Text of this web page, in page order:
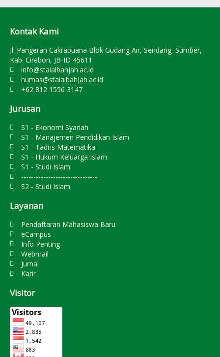
Kontak Kami
Jl. Pangeran Cakrabuana Blok Gudang Air, Sendang, Sumber,
Kab. Cirebon, JB-ID 45611
info@staialbahjah.ac.id
humas@staialbahjah.ac.id
+62 812 1556 3147
Jurusan
S1 - Ekonomi Syariah
S1 - Manajemen Pendidikan Islam
S1 - Tadris Matematika
S1 - Hukum Keluarga Islam
S1 - Studi Islam
-------------------------------
S2 - Studi Islam
Layanan
Pendaftaran Mahasiswa Baru
eCampus
Info Penting
Webmail
Jurnal
Karir
Visitor